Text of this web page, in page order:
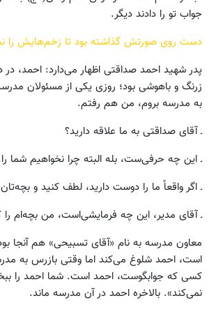
جواب تو را دادند دیگر.
دست روی صورتش گذاشته بود تا زخم‌هایش را
پدر شهید احمد صداقتی اظهار می‌دارد: احمد، در
زرنگ و باهوشی بود؛ روزی یکی از مسئولان
به مدرسه بروم، من هم رفتم.
ـ آقای صداقتی به ما علاقه دارید؟
ـ این چه حرفی‌ست، بله البته چرا نخواهیم شما
ـ اگر واقعاً ما را دوست دارید، لطف کنید و بچه‌تان
ـ آقای مدیر، این چه فرمایشی‌است، من بچه‌ام را
معاون مدرسه به نام «آقای تسبیحی» هم آنجا
است، احمد شلوغ می‌کند اما وقتی بازرس به
کسی که جوابگوست، احمد است. شما احمد را
نمی‌کند». بالاخره احمد در آن مدرسه ماند.